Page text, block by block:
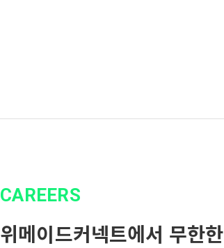
CAREERS
위메이드커넥트에서 무한한